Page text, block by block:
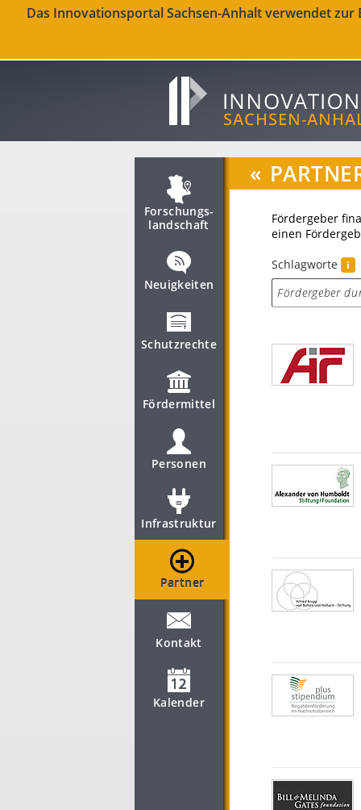
Das Innovationsportal Sachsen-Anhalt verwendet
Forschungs­
landschaft
Neuigkeiten
Schutzrechte
Fördermittel
Personen
Infrastruktur
Partner
Kontakt
Kalender
«
Fördergeber
einen
Schlagworte
i